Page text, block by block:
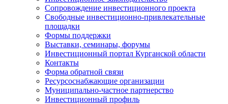
Сопровождение инвестиционного проекта
Свободные инвестиционно-привлекательные
площадки
Формы поддержки
Выставки, семинары, форумы
Инвестиционный портал Курганской области
Контакты
Форма обратной связи
Ресурсоснабжающие организации
Муниципально-частное партнерство
Инвестиционный профиль